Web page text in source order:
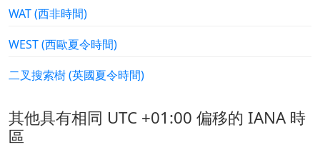
WAT (西非時間)
WEST (西歐夏令時間)
二叉搜索樹 (英國夏令時間)
其他具有相同 UTC +01:00 偏移的 IANA 時
區